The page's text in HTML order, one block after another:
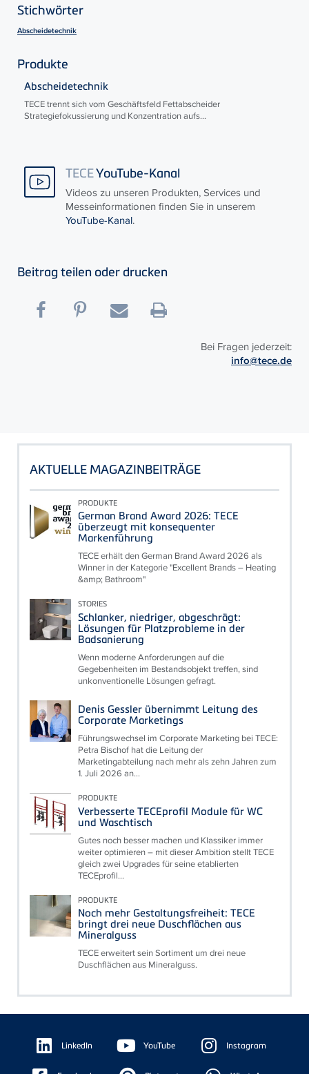
Stichwörter
Abscheidetechnik
Produkte
Abscheidetechnik
TECEtrennt sich vom Geschäftsfeld Fettabscheider
Strategiefokussierung und Konzentration aufs...
TECEYouTube-Kanal
Videos zu unseren Produkten, Services und
Messeinformationen finden Sie in unserem
YouTube-Kanal.
Beitrag teilen oder drucken
Bei Fragen jederzeit:
info@tece.de
AKTUELLE MAGAZINBEITRÄGE
PRODUKTE
German Brand Award 2026: TECE
überzeugt mit konsequenter
Markenführung
TECE erhält den German Brand Award 2026 als
Winner in der Kategorie "Excellent Brands – Heating
&amp; Bathroom"
STORIES
Schlanker, niedriger, abgeschrägt:
Lösungen für Platzprobleme in der
Badsanierung
Wenn moderne Anforderungen auf die
Gegebenheiten im Bestandsobjekt treffen, sind
unkonventionelle Lösungen gefragt.
Denis Gessler übernimmt Leitung des
Corporate Marketings
Führungswechsel im Corporate Marketing bei TECE:
Petra Bischof hat die Leitung der
Marketingabteilung nach mehr als zehn Jahren zum
1. Juli 2026 an...
PRODUKTE
Verbesserte TECEprofil Module für WC
und Waschtisch
Gutes noch besser machen und Klassiker immer
weiter optimieren – mit dieser Ambition stellt TECE
gleich zwei Upgrades für seine etablierten
TECEprofil...
PRODUKTE
Noch mehr Gestaltungsfreiheit: TECE
bringt drei neue Duschflächen aus
Mineralguss
TECE erweitert sein Sortiment um drei neue
Duschflächen aus Mineralguss.
Floating
Sidebar LinkedIn YouTube Instagram